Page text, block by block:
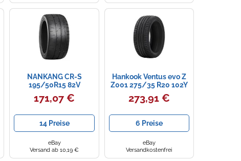
NANKANG CR-S
195/50R15 82V
171,07 €
14 Preise
eBay
Versand ab 10,19 €
Hankook Ventus evo Z
Z001 275/35 R20 102Y
PKW Sommerreifen
Reifen 1035455
273,91 €
6 Preise
eBay
Versandkostenfrei